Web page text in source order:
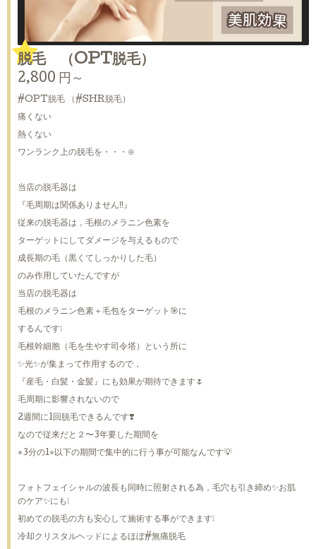
脱毛 （OPT脱毛）
2,800 円～
#OPT脱毛 （#SHR脱毛）
痛くない
熱くない
ワンランク上の脱毛を・・・❇️
当店の脱毛器は
『毛周期は関係ありません‼️』
従来の脱毛器は，毛根のメラニン色素を
ターゲットにしてダメージを与えるもので
成長期の毛（黒くてしっかりした毛）
のみ作用していたんですが
当店の脱毛器は
毛根のメラニン色素＋毛包をターゲット🎯に
するんです❕
毛根幹細胞（毛を生やす司令塔）という所に
✨光✨が集まって作用するので，
『産毛・白髪・金髪』にも効果が期待できます🌷
毛周期に影響されないので
2週間に1回脱毛できるんです❣️
なので従来だと２〜3年要した期間を
⭐︎3分の1⭐︎以下の期間で集中的に行う事が可能なんです💡
フォトフェイシャルの波長も同時に照射される為，毛穴も引き締め✨お肌
のケア✨にも❕
初めての脱毛の方も安心して施術する事ができます❕
冷却クリスタルヘッドによるほぼ#無痛脱毛